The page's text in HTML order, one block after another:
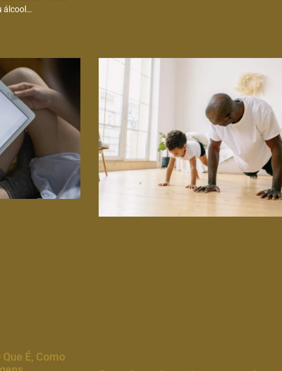
álcool…
É, Como